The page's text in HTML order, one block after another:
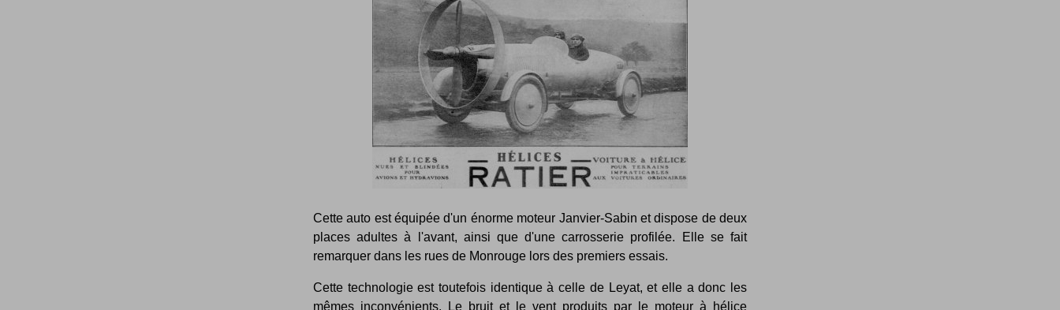
Cette auto est équipée d'un énorme moteur Janvier-Sabin et dispose de deux
places adultes à l'avant, ainsi que d'une carrosserie profilée. Elle se fait
remarquer dans les rues de Monrouge lors des premiers essais.
Cette technologie est toutefois identique à celle de Leyat, et elle a donc les
mêmes inconvénients. Le bruit et le vent produits par le moteur à hélice